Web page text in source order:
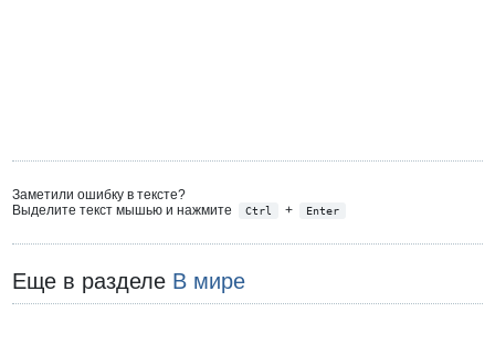
Заметили ошибку в тексте?
Выделите текст мышью и нажмите
Ctrl + Enter
Еще в разделе В мире